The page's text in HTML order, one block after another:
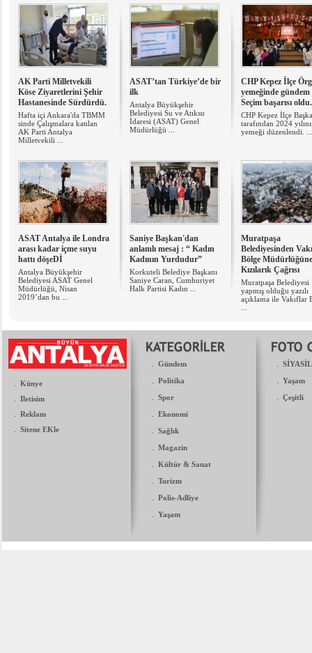
AK Parti Milletvekili
Köse Ziyaretlerini Şehir
Hastanesinde Sürdürdü.
Hafta içi Ankara'da TBMM
sinde Çalışmalara katılan
AK Parti Antalya
Milletvekili ...
ASAT’tan Türkiye’de bir
ilk
Antalya Büyükşehir
Belediyesi Su ve Atıksu
İdaresi (ASAT) Genel
Müdürlüğü ...
CHP Kepez İlçe
yemeğinde gündem
Seçim başarısı oldu.
CHP Kepez İlçe
tarafından 2024
yemeği düzenlendi. ...
ASAT Antalya ile Londra
arası kadar içme suyu
hattı döşeDİ
Antalya Büyükşehir
Belediyesi ASAT Genel
Müdürlüğü, Nisan
2019’dan bu ...
Saniye Başkan'dan
anlamlı mesaj : “ Kadın
Kadının Yurdudur”
Korkuteli Belediye Başkanı
Saniye Caran, Cumhuriyet
Halk Partisi Kadın ...
Muratpaşa
Belediyesinden
Bölge Müdürlüğüne
Kızılarık Çağrısı
Muratpaşa Belediyesi
yapmış olduğu yazılı
açıklama ile Vakıflar
. Künye
. Iletisim
. Reklam
. Sitene EKle
. Gündem
. Politika
. Spor
. Ekonomi
. Sağlık
. Magazin
. Kültür & Sanat
. Turizm
. Polis-Adliye
. Yaşam
.
. Yaşam
. Çeşitli